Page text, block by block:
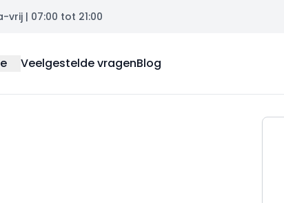
| 07:00 tot 21:00
Veelgestelde vragenBlog